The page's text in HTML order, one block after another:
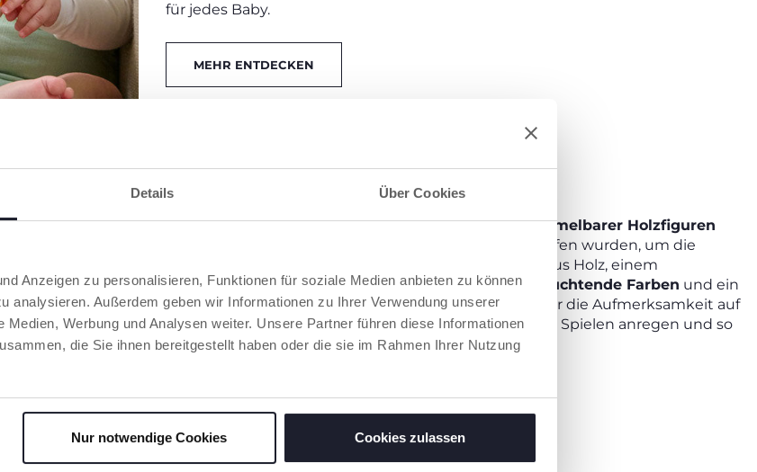
Details Über Cookies
Anzeigen zu personalisieren, Funktionen für soziale Medien anbieten zu können
analysieren. Außerdem geben wir Informationen zu Ihrer Verwendung unserer
Werbung und Analysen weiter. Unsere Partner führen diese Informationen
die Sie ihnen bereitgestellt haben oder die sie im Rahmen Ihrer Nutzung
Nur notwendige Cookies Cookies zulassen
für jedes Baby.
MEHR ENTDECKEN
MY WOOD FRIENDS
Entdecken Sie unserebezaubernde Sammlung sammelbarer Holzfiguren
, die sorgfältig entworfen wurden, um die
Fantasie von Kindern anzuregen. Einzigartige Spiele aus Holz, einem
lebendigen und sinnlichen Material, das sich durch
leuchtende Farben und ein
unverwechselbares Designauszeichnet, die nicht nur die Aufmerksamkeit auf
sich ziehen, sondern auch zum freien Erkunden durch Spielen anregen und so
für langanhaltenden Spielspaß sorgen.